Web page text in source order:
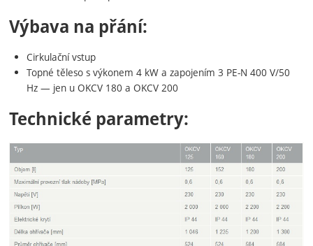
Výbava na přání:
Cirkulační vstup
Topné těleso s výkonem 4 kW a zapojením 3 PE-N 400 V/50
Hz — jen u OKCV 180 a OKCV 200
Technické parametry: